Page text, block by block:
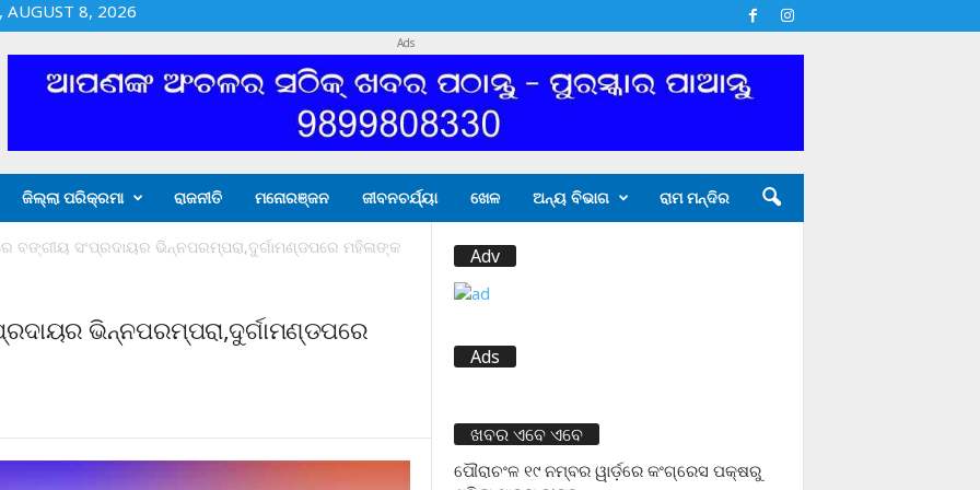
AUGUST 8, 2026
Ads
ଜିଲ୍ଲା ପରିକ୍ରମା ରାଜନୀତି ମନୋରଞ୍ଜନ ଜୀବନଚର୍ଯ୍ୟା ଖେଳ ଅନ୍ୟ ବିଭାଗ ରାମ ମନ୍ଦିର
ବଙ୍ଗୀୟ ସଂପ୍ରଦାୟର ଭିନ୍ନପରମ୍ପରା,ଦୁର୍ଗାମଣ୍ଡପରେ ମହିଳାଙ୍କ
ଭିନ୍ନପରମ୍ପରା,ଦୁର୍ଗାମଣ୍ଡପରେ
Adv
Ads
ଖବର ଏବେ ଏବେ
ପୌରାଚଂଳ ୧୯ ନମ୍ବର ୱାର୍ଡ଼ରେ କଂଗ୍ରେସ ପକ୍ଷରୁ